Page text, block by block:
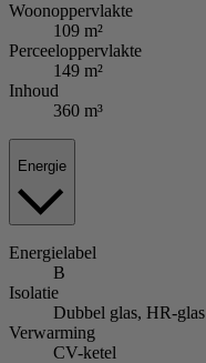
Woonoppervlakte
109 m²
Perceeloppervlakte
149 m²
Inhoud
360 m³
Energie
Energielabel
B
Isolatie
Dubbel glas, HR-glas
Verwarming
CV-ketel